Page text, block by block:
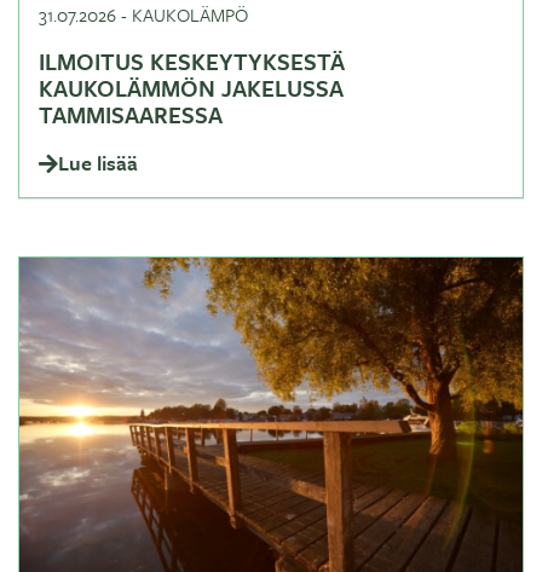
31.07.2026- KAUKOLÄMPÖ
ILMOITUS KESKEYTYKSESTÄ
KAUKOLÄMMÖN JAKELUSSA
TAMMISAARESSA
Lue lisää